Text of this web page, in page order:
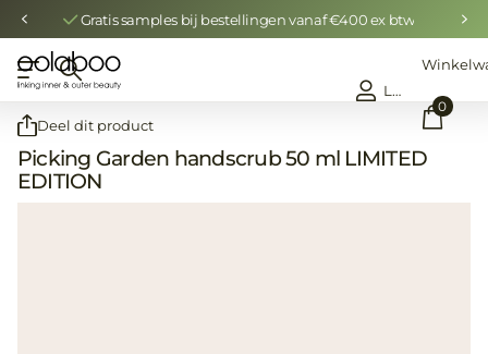
Gratis samples bij bestellingen vanaf €400 ex btw
Login
0
Deel dit product
Picking Garden handscrub 50 ml LIMITED
EDITION